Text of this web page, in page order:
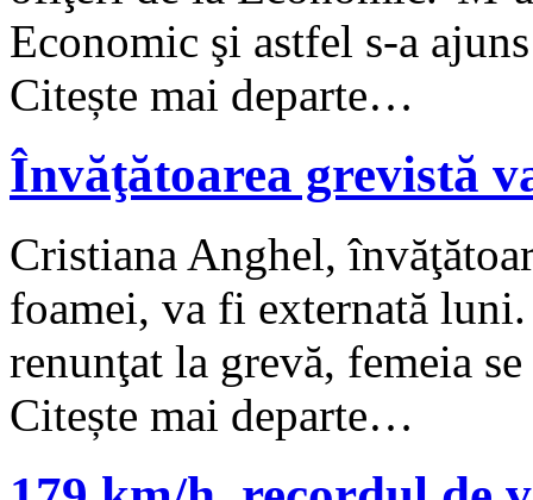
Economic şi astfel s-a
Citește mai departe…
Învăţătoarea grevistă
Cristiana Anghel,
foamei, va fi externată
renunţat la grevă, femeia
Citește mai departe…